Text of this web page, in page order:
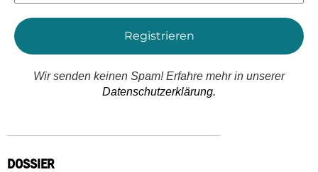
*
Wir senden keinen Spam! Erfahre mehr in unserer
Datenschutzerklärung.
DOSSIER